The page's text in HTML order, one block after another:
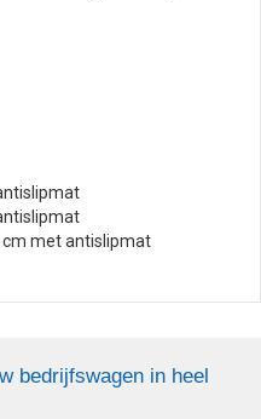
cm met antislipmat
bedrijfswagen in heel